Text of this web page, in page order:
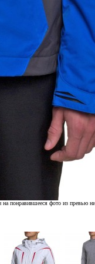
понравившееся фото из превью